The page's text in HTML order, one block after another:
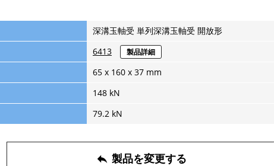
深溝玉軸受 単列深溝玉軸受 開放形
6413 製品詳細
65 x 160 x 37 mm
148 kN
79.2 kN
reply 製品を変更する